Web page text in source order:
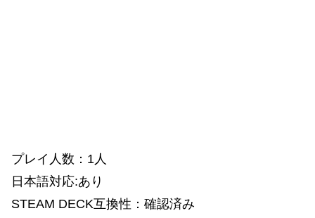
プレイ人数：1人
日本語対応:あり
STEAM DECK互換性：確認済み